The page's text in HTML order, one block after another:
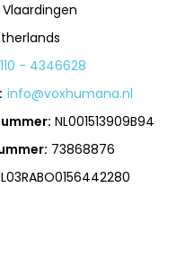
Vlaardingen
- 4346628
info@voxhumana.nl
NL001513909B94
73868876